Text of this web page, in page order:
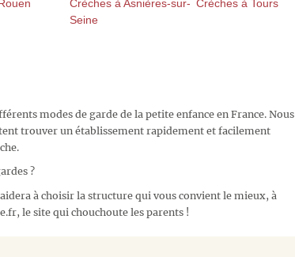
Crèches à Asnières-sur-
Seine
Crèches à Tours
modes de garde de la petite enfance en France. Nous
trouver un établissement rapidement et facilement
?
à choisir la structure qui vous convient le mieux, à
le site qui chouchoute les parents !